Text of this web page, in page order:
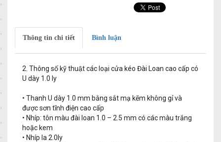
Thông tin chi tiết Bình luận
2. Thông số kỹ thuật các loại cửa kéo Đài Loan cao cấp có
U dày 1.0 ly
• Thanh U dày 1.0 mm bằng sắt mạ kẽm không gỉ và
được sơn tĩnh điện cao cấp
• Nhíp: tôn màu đài loan 1.0 – 2.5 mm có các màu trắng
hoặc kem
• Nhíp la 2.0ly